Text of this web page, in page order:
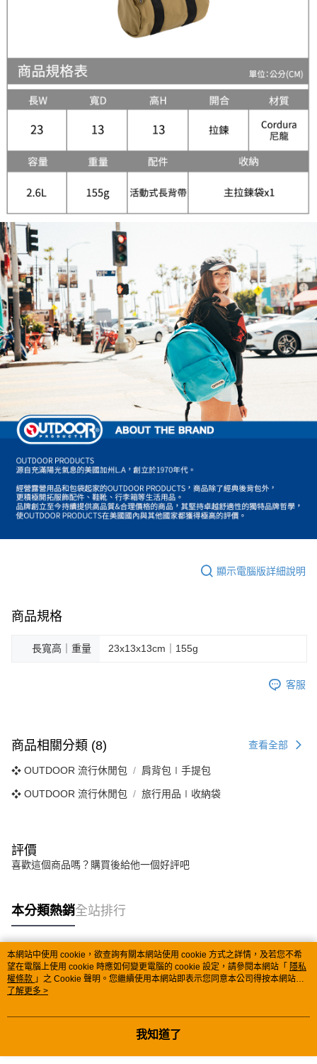
顯示電腦版詳細說明
商品規格
長寬高｜重量 23x13x13cm｜155g
客服
商品相關分類 (8) 查看全部
❖ OUTDOOR 流行休閒包 肩背包∣手提包
❖ OUTDOOR 流行休閒包 旅行用品∣收納袋
評價
喜歡這個商品嗎？購買後給他一個好評吧
本分類熱銷全站排行
熱門標籤
本網站中使用 cookie，欲查詢有關本網站使用 cookie 方式之詳情，及若您不希
望在電腦上使用 cookie 時應如何變更電腦的 cookie 設定，請參閱本網站「 隱私
權條款 」之 Cookie 聲明。您繼續使用本網站即表示您同意本公司得按本網站使
用條款之 Cookie 聲明使用 cookie。
了解更多 >
我知道了